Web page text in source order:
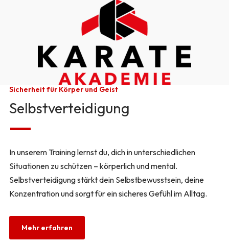
Sicherheit für Körper und Geist
Selbstverteidigung
In unserem Training lernst du, dich in unterschiedlichen
Situationen zu schützen – körperlich und mental.
Selbstverteidigung stärkt dein Selbstbewusstsein, deine
Konzentration und sorgt für ein sicheres Gefühl im Alltag.
Mehr erfahren